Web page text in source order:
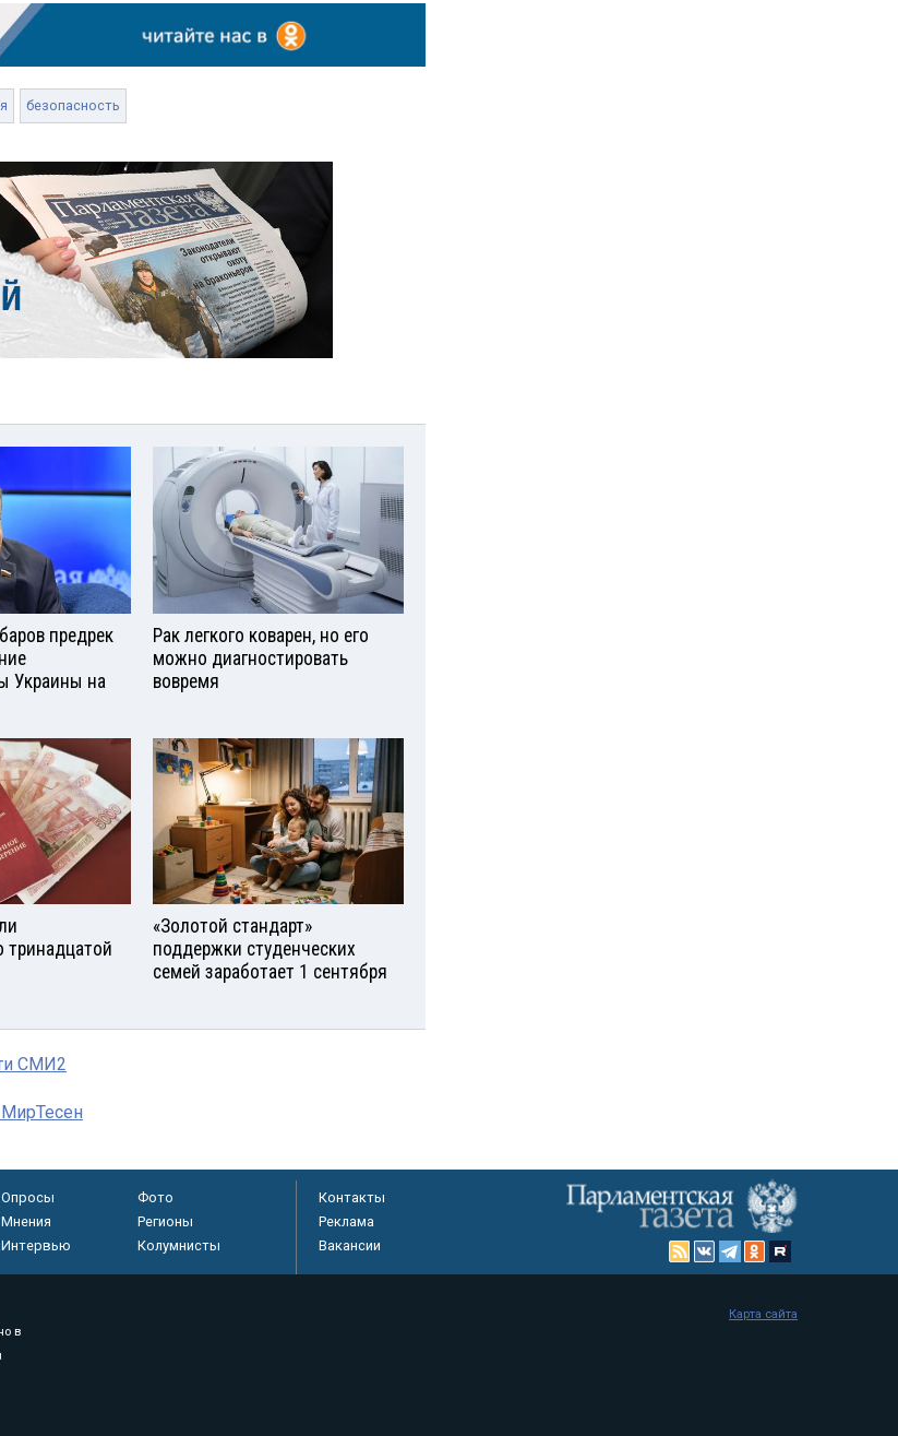
безопасность
предрек
Украины на
Рак легкого коварен, но его
можно диагностировать
вовремя
тринадцатой
«Золотой стандарт»
поддержки студенческих
семей заработает 1 сентября
СМИ2
Опросы
Фото
Мнения
Регионы
Интервью Колумнисты
Контакты
Реклама
Вакансии
в
Карта сайта